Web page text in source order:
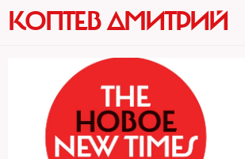
КОПТЕВ ДМИТРИЙ